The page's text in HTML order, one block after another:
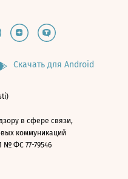
Скачать для Android
в сфере связи,
коммуникаций
№ ФС 77-79546